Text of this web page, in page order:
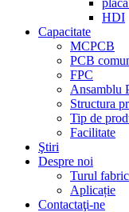
HDI
Capacitate
MCPCB
PCB
FPC
Ansamblu
Structura
Tip de
Facilitate
Ştiri
Despre noi
Turul
Aplicație
Contactaţi-ne